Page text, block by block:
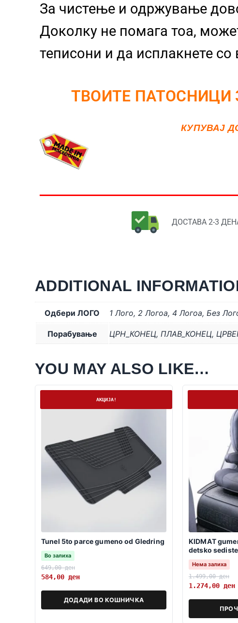
За чистење и одржување
Доколку не помага тоа,
теписони и да исплакнете со
ТВОИТЕ ПАТОСНИЦИ
КУПУВАЈ
ДОСТАВА 2-3
ADDITIONAL
Одбери ЛОГО 1 Лого, 2 Логоa, 4 Логоa, Без
Порабување ЦРН_КОНЕЦ, ПЛАВ_КОНЕЦ,
YOU MAY ALSO LIKE…
АКЦИЈА!
Tunel 5to parce gumeno od Gledring
Во залиха
649,00ден
584,00 ден
ДОДАДИ ВО КОШНИЧКА
KIDMAT
detsko sediste
Нема залиха
1.499,00ден
1.274,00 ден